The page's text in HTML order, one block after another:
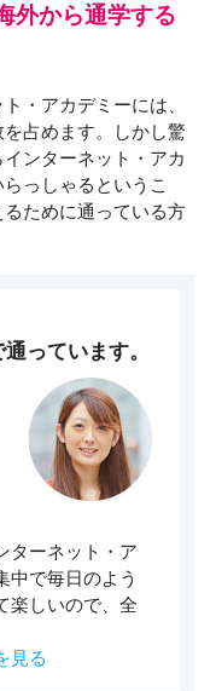
外から通学する
・アカデミーには、
占めます。しかし驚
ンターネット・アカ
っしゃるというこ
ために通っている方
っています。
ターネット・ア
中で毎日のよう
楽しいので、全
見る